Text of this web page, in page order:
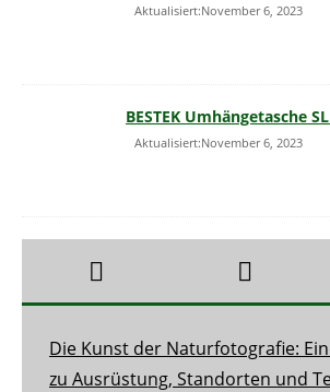
Aktualisiert:November 6, 2023
BESTEK Umhängetasche
Aktualisiert:November 6, 2023
Die Kunst der Naturfotografie:
zu Ausrüstung, Standorten und